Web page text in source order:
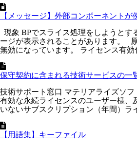
【メッセージ】外部コンポーネントが
現象 BPでスライス処理をしようとす
ージが表示されることがあります。
無効になっています。 ライセンス有効
保守契約に含まれる技術サービスの一
技術サポート窓口 マテリアライズソ
有効な永続ライセンスのユーザー様、
いないサブスクリプション（年間）ラ
【用語集】キーファイル